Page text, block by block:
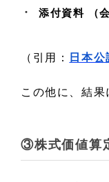
添付資料 （
（引用： 日本
この他に、結
③株式価値算